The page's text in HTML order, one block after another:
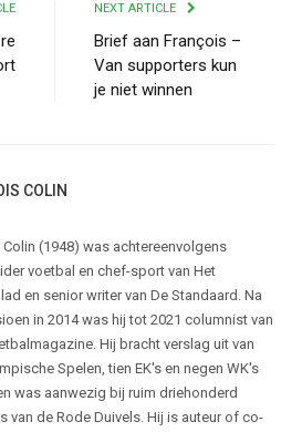
NEXT ARTICLE
Brief aan François –
Van supporters kun
je niet winnen
COLIN
(1948) was achtereenvolgens
voetbal en chef-sport van Het
en senior writer van De Standaard. Na
in 2014 was hij tot 2021 columnist van
Hij bracht verslag uit van
Spelen, tien EK's en negen WK's
was aanwezig bij ruim driehonderd
van de Rode Duivels. Hij is auteur of co-